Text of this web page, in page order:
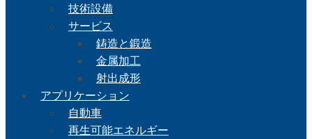
技術設備
サービス
鋳造と鍛造
金属加工
射出成形
アプリケーション
自動車
再生可能エネルギー